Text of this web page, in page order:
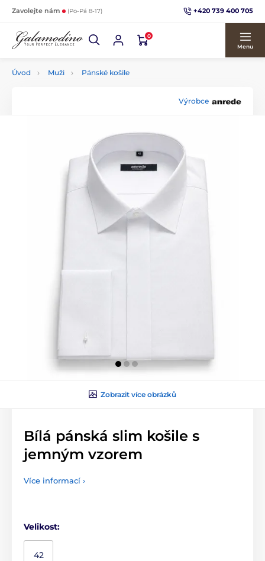
Zavolejte nám (Po-Pá 8-17) +420 739 400 705
0
Menu
Úvod Muži Pánské košile
Výrobce
Zobrazit více obrázků
Bílá pánská slim košile s
jemným vzorem
Více informací ›
Velikost:
42